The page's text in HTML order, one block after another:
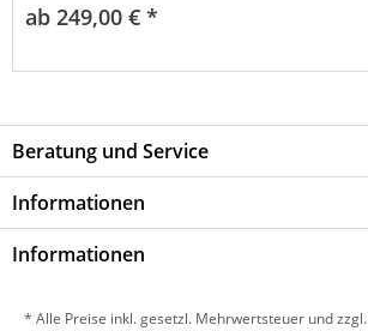
ab 249,00 € *
Beratung und Service
Informationen
Informationen
* Alle Preise inkl. gesetzl. Mehrwertsteuer und zzgl.